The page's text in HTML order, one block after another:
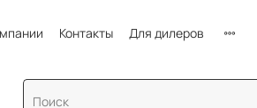
Контакты Для дилеров